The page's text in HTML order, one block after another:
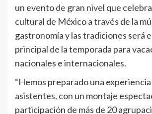
un evento de gran nivel que
cultural de México a través de la
gastronomía y las tradiciones será
principal de la temporada para
nacionales e internacionales.
“Hemos preparado una
asistentes, con un montaje
participación de más de 20